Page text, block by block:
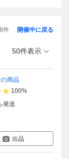
件 開催中に戻る
50件表示
商品
100%
発送
出品